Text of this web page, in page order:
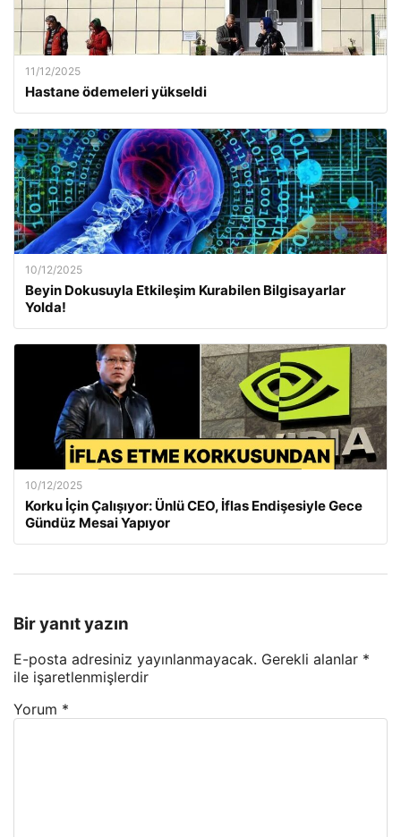
11/12/2025
Hastane ödemeleri yükseldi
10/12/2025
Beyin Dokusuyla Etkileşim Kurabilen Bilgisayarlar
Yolda!
10/12/2025
Korku İçin Çalışıyor: Ünlü CEO, İflas Endişesiyle Gece
Gündüz Mesai Yapıyor
Bir yanıt yazın
E-posta adresiniz yayınlanmayacak. Gerekli alanlar *
ile işaretlenmişlerdir
Yorum *